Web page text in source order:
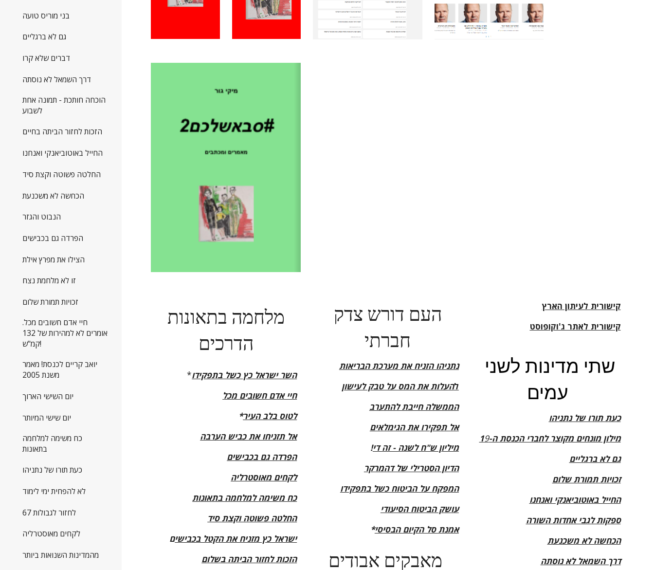
בני מוריס טועה
גם לא ברגליים
דברים שלא קרו
דרך השמאל לא נוסתה
הוכחה חותכת - תמונה אחת
לשבוע
הזכות לחזור הביתה בחיים
החייל באוטוביאנקי ואנחנו
החלטה פשוטה וקצת סיד
הכחשה לא משכנעת
הנבוט והגזר
הפרדה גם בכבישים
הצילו את מפרץ אילת
זו לא מלחמת נצח
זכויות תמורת שלום
חיי אדם חשובים מכל.
אומרים לא למהירות של 132
קמ"ש!
יואב קריים לכנסת! מאמר
משנת 2005
יום השישי הארוך
יום שישי המיותר
כח משימה למלחמה
בתאונות
כעת תורו של נתניהו
לא להפחית ימי לימוד
לחזור לגבולות 67
לקחים מאוסטרליה
מהמדינות השנואות ביותר
מלחמה בתאונות
הדרכים
*השר ישראל כץ כשל בתפקידו
חיי אדם חשובים מכל
*לטוס בלב העיר
אל תזניחו את כביש הערבה
הפרדה גם בכבישים
לקחים מאוסטרליה
כח משימה למלחמה בתאונות
החלטה פשוטה וקצת סיד
ישראל כץ מזניח את הקטל בכבישים
הזכות לחזור הביתה בשלום
העם דורש צדק
חברתי
נתניהו הזניח את מערכת הבריאות
להעלות את המס על טבק לעישון
הממשלה חייבת להתערב
אל תפקירו את הגימלאים
!מיליון ש"ח לשנה - זה די
הדיון הסטרילי של דהמרקר
המפקח על הביטוח כשל בתפקידו
עושק הביטוח הסיעודי
*אמנת סל הקיום הבסיסי
קישורית לעיתון הארץ
קישורית לאתר ג'וקופוסט
שתי מדינות לשני
עמים
כעת תורו של נתניהו
מילון מונחים מקוצר לחברי הכנסת ה-19
גם לא ברגליים
זכויות תמורת שלום
החייל באוטוביאנקי ואנחנו
ספקות לגבי אחדות השורה
הכחשה לא משכנעת
דרך השמאל לא נוסתה